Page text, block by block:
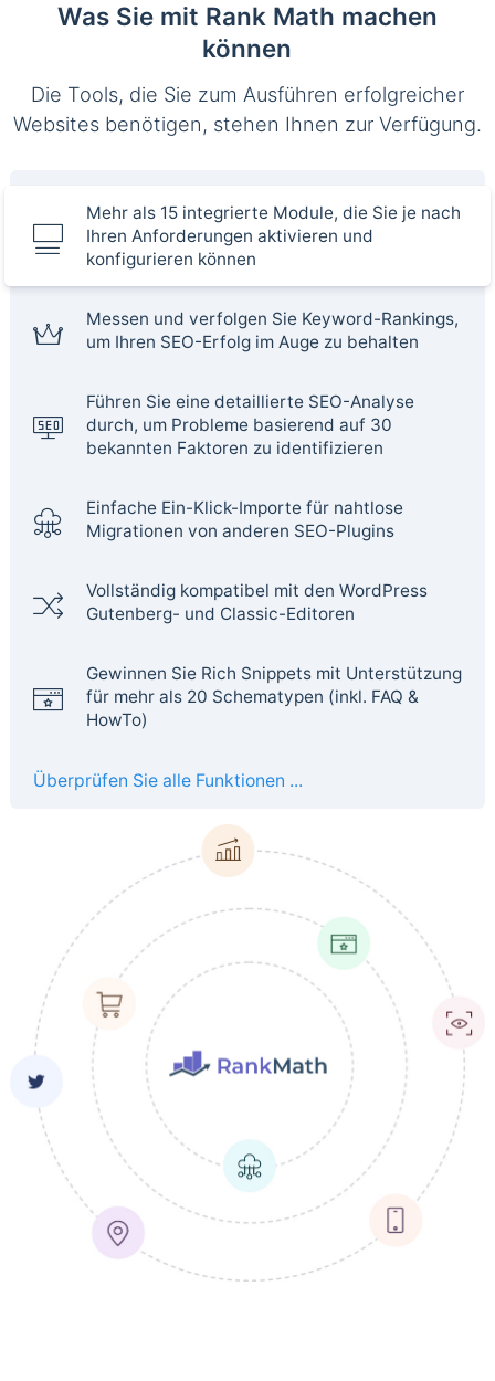
Was Sie mit Rank Math machen
können
Die Tools, die Sie zum Ausführen erfolgreicher
Websites benötigen, stehen Ihnen zur Verfügung.
Mehr als 15 integrierte Module, die Sie je nach
Ihren Anforderungen aktivieren und
konfigurieren können
Messen und verfolgen Sie Keyword-Rankings,
um Ihren SEO-Erfolg im Auge zu behalten
Führen Sie eine detaillierte SEO-Analyse
durch, um Probleme basierend auf 30
bekannten Faktoren zu identifizieren
Einfache Ein-Klick-Importe für nahtlose
Migrationen von anderen SEO-Plugins
Vollständig kompatibel mit den WordPress
Gutenberg- und Classic-Editoren
Gewinnen Sie Rich Snippets mit Unterstützung
für mehr als 20 Schematypen (inkl. FAQ &
HowTo)
Überprüfen Sie alle Funktionen ...